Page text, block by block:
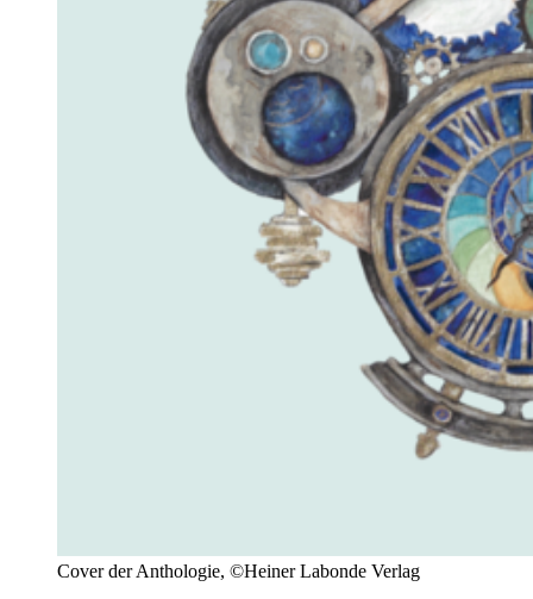
Cover der Anthologie, ©Heiner Labonde Verlag